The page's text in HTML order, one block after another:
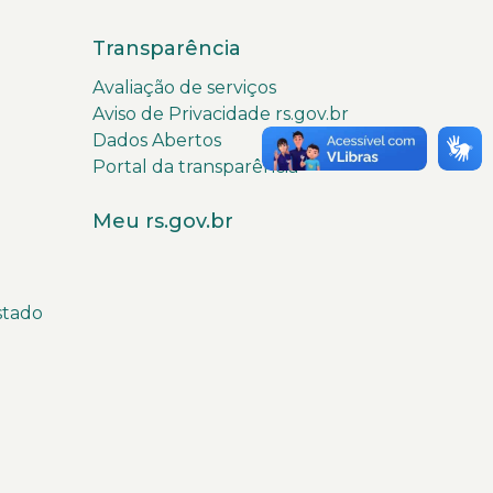
Transparência
Avaliação de serviços
Aviso de Privacidade rs.gov.br
Dados Abertos
Portal da transparência
Meu rs.gov.br